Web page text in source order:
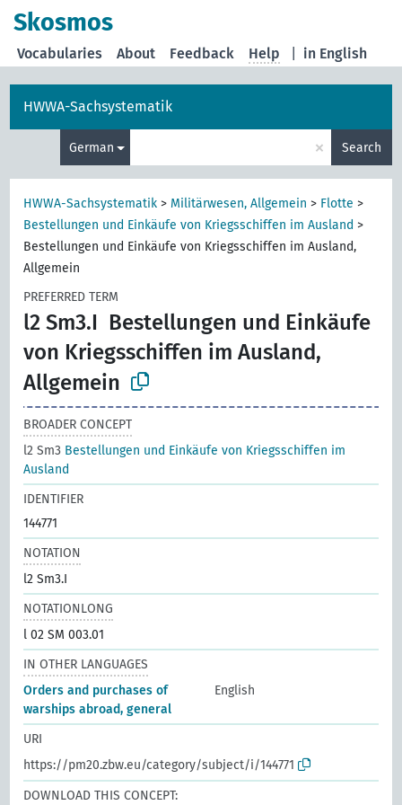
Skosmos
in English
Vocabularies About Feedback Help
HWWA-Sachsystematik
German × Search
HWWA-Sachsystematik > Militärwesen, Allgemein > Flotte >
Bestellungen und Einkäufe von Kriegsschiffen im Ausland >
Bestellungen und Einkäufe von Kriegsschiffen im Ausland,
Allgemein
PREFERRED TERM
l2 Sm3.I Bestellungen und Einkäufe
von Kriegsschiffen im Ausland,
Allgemein
BROADER CONCEPT
l2 Sm3 Bestellungen und Einkäufe von Kriegsschiffen im
Ausland
IDENTIFIER
144771
NOTATION
l2 Sm3.I
NOTATIONLONG
l 02 SM 003.01
IN OTHER LANGUAGES
Orders and purchases of
warships abroad, general
English
URI
https://pm20.zbw.eu/category/subject/i/144771
DOWNLOAD THIS CONCEPT: